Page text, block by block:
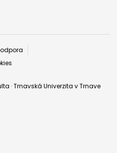
· Trnavská Univerzita v Trnave